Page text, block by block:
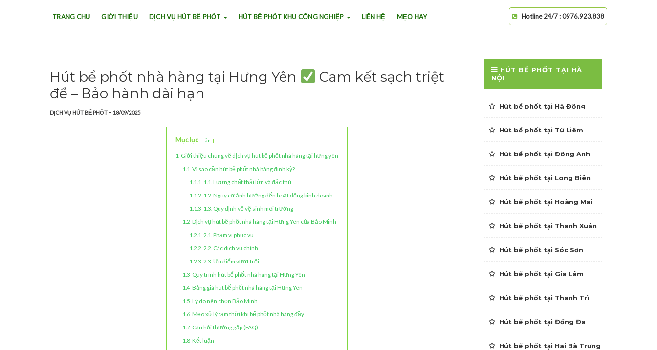
TRANG CHỦ GIỚI THIỆU DỊCH VỤ HÚT BỂ PHỐT HÚT BỂ PHỐT KHU CÔNG NGHIỆP LIÊN HỆ MẸO HAY Hotline 24/7 : 0976.923.838
Hút bể phốt nhà hàng tại Hưng Yên
Cam kết sạch triệt
để – Bảo hành dài hạn
DỊCH VỤ HÚT BỂ PHỐT - 18/09/2025
Mục lục ẩn
1 Giới thiệu chung về dịch vụ hút bể phốt nhà hàng tại hưng yên
1.1 Vì sao cần hút bể phốt nhà hàng định kỳ?
1.1.1 1.1. Lượng chất thải lớn và đặc thù
1.1.2 1.2. Nguy cơ ảnh hưởng đến hoạt động kinh doanh
1.1.3 1.3. Quy định về vệ sinh môi trường
1.2 Dịch vụ hút bể phốt nhà hàng tại Hưng Yên của Bảo Minh
1.2.1 2.1. Phạm vi phục vụ
1.2.2 2.2. Các dịch vụ chính
1.2.3 2.3. Ưu điểm vượt trội
1.3 Quy trình hút bể phốt nhà hàng tại Hưng Yên
1.4 Bảng giá hút bể phốt nhà hàng tại Hưng Yên
1.5 Lý do nên chọn Bảo Minh
1.6 Mẹo xử lý tạm thời khi bể phốt nhà hàng đầy
1.7 Câu hỏi thường gặp (FAQ)
1.8 Kết luận
HÚT BỂ PHỐT TẠI HÀ
NỘI
Hút bể phốt tại Hà Đông
Hút bể phốt tại Từ Liêm
Hút bể phốt tại Đông Anh
Hút bể phốt tại Long Biên
Hút bể phốt tại Hoàng Mai
Hút bể phốt tại Thanh Xuân
Hút bể phốt tại Sóc Sơn
Hút bể phốt tại Gia Lâm
Hút bể phốt tại Thanh Trì
Hút bể phốt tại Đống Đa
Hút bể phốt tại Hai Bà Trưng